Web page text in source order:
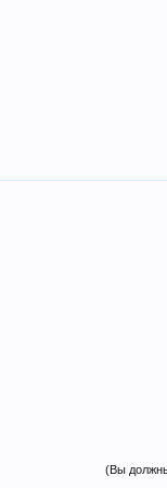
(Вы